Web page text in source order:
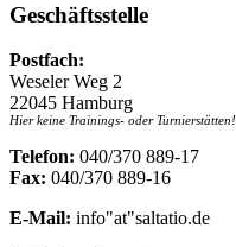
Geschäftsstelle
Postfach:
Weseler Weg 2
22045 Hamburg
Hier keine Trainings- oder Turnierstätten!
Telefon: 040/370 889-17
Fax: 040/370 889-16
E-Mail: info"at"saltatio.de